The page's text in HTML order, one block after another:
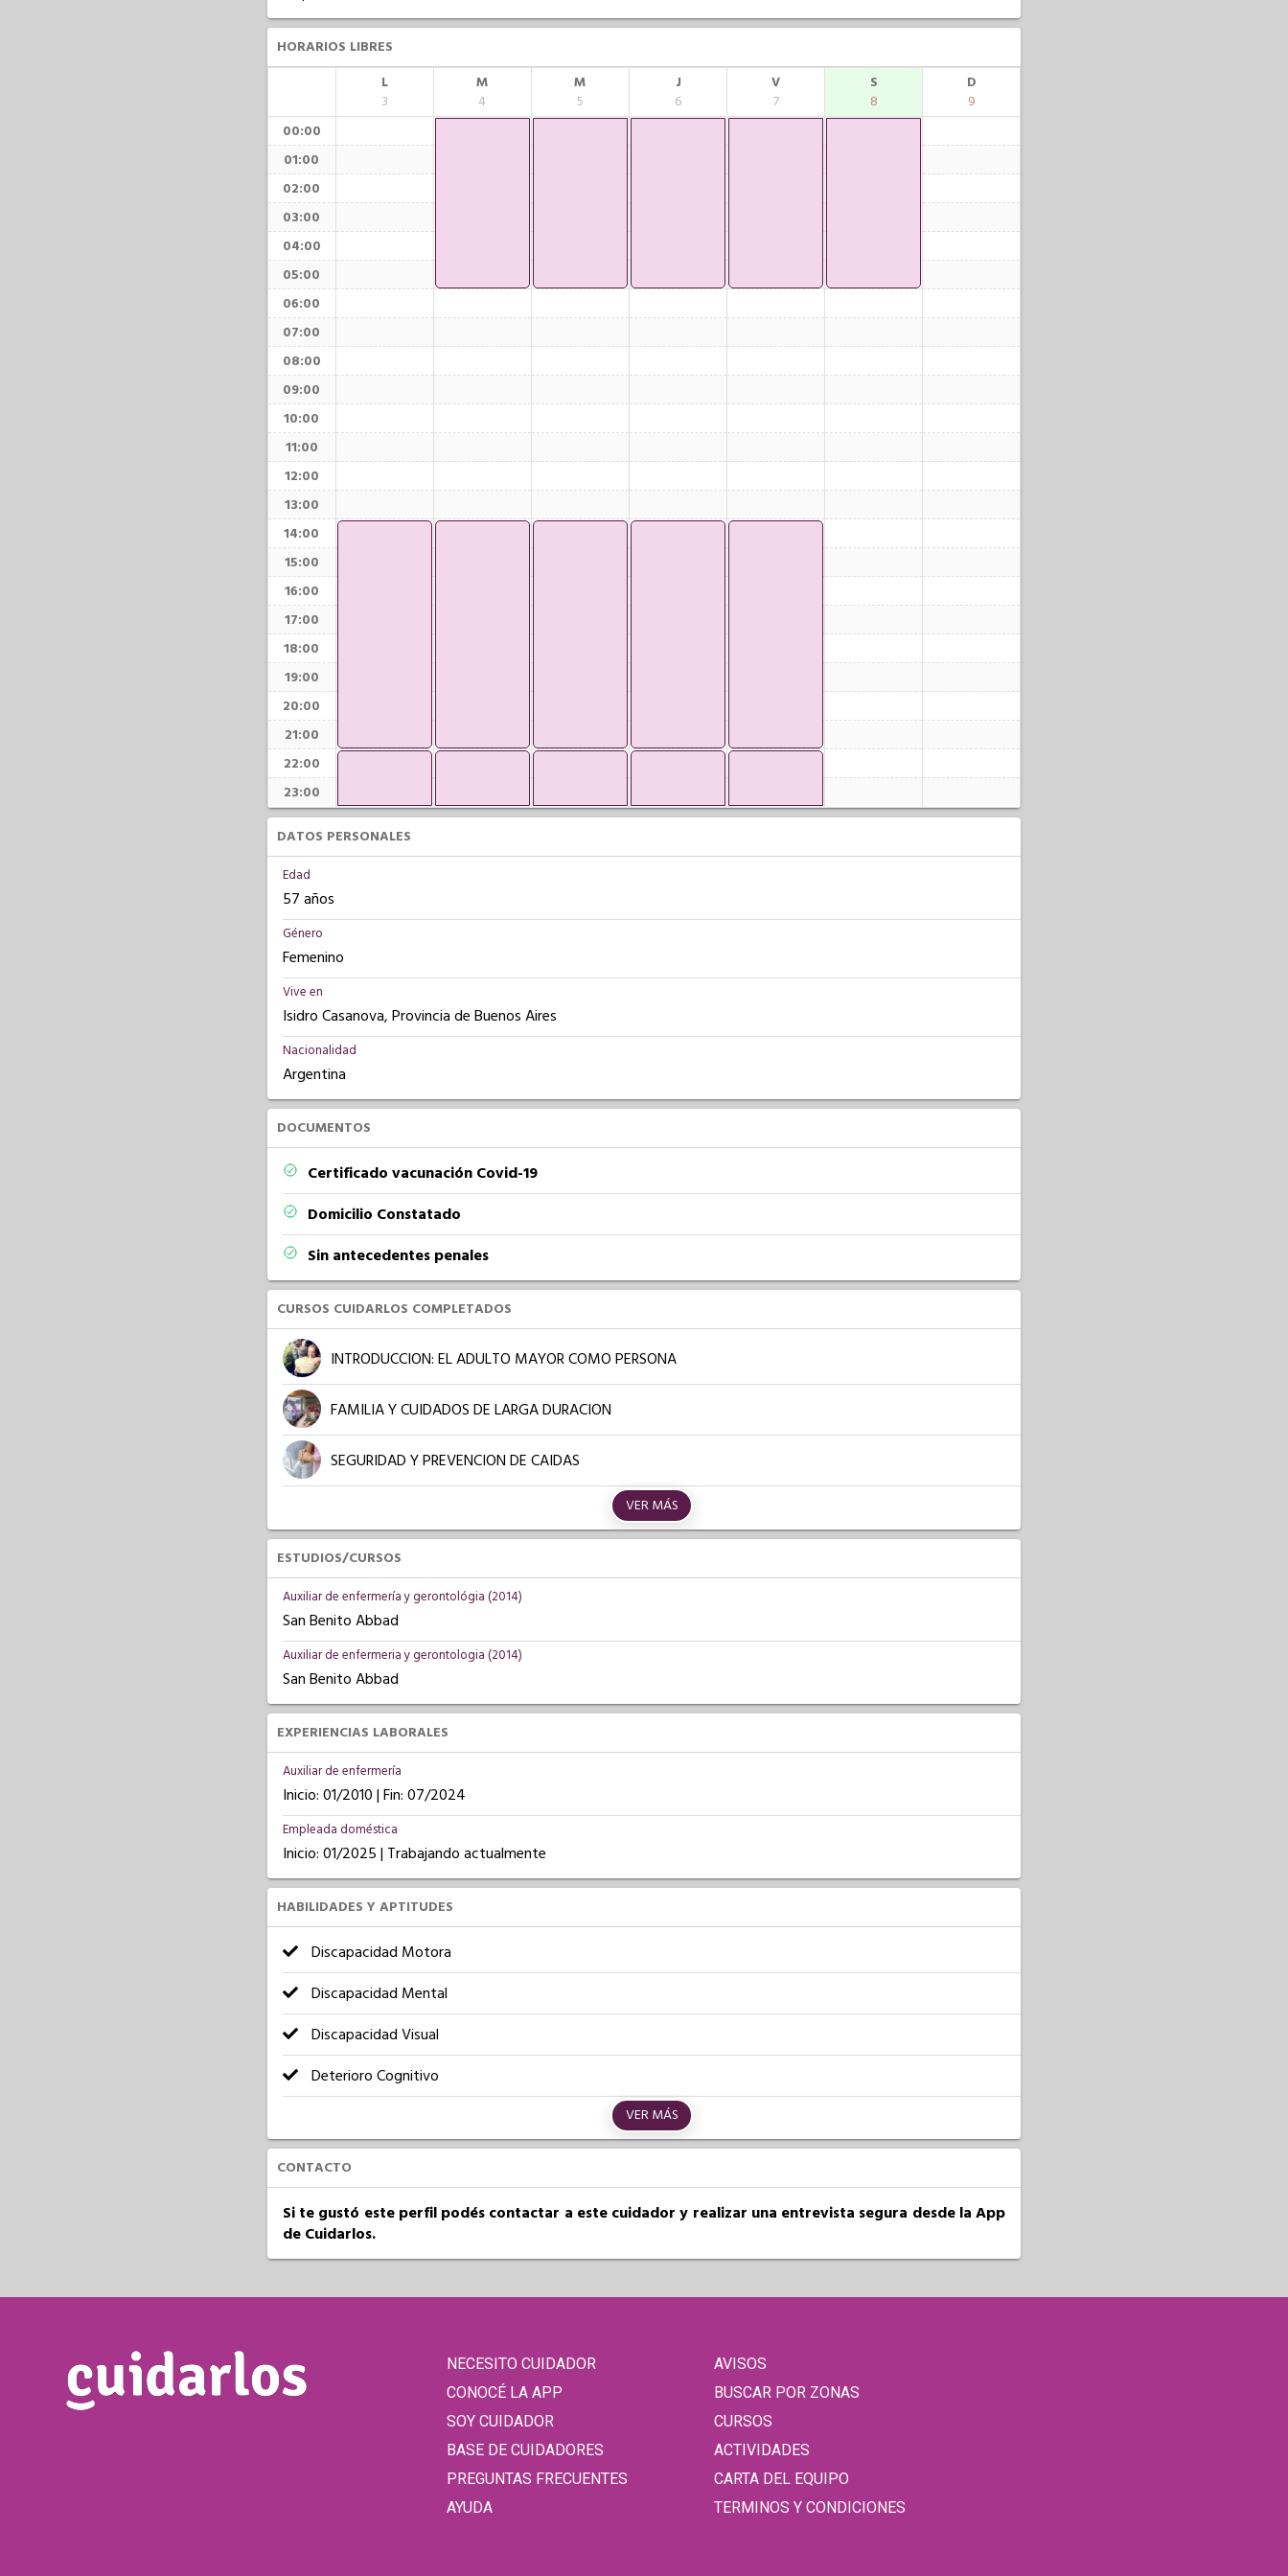
HORARIOS LIBRES
L
3
M
4
M
5
J
6
V
7
S
8
D
9
00:00
01:00
02:00
03:00
04:00
05:00
06:00
07:00
08:00
09:00
10:00
11:00
12:00
13:00
14:00
15:00
16:00
17:00
18:00
19:00
20:00
21:00
22:00
23:00
DATOS PERSONALES
Edad
57 años
Género
Femenino
Vive en
Isidro Casanova, Provincia de Buenos Aires
Nacionalidad
Argentina
DOCUMENTOS
Certificado vacunación Covid-19
Domicilio Constatado
Sin antecedentes penales
CURSOS CUIDARLOS COMPLETADOS
INTRODUCCION: EL ADULTO MAYOR COMO PERSONA
FAMILIA Y CUIDADOS DE LARGA DURACION
SEGURIDAD Y PREVENCION DE CAIDAS
VER MÁS
ESTUDIOS/CURSOS
Auxiliar de enfermería y gerontológia (2014)
San Benito Abbad
Auxiliar de enfermeria y gerontologia (2014)
San Benito Abbad
EXPERIENCIAS LABORALES
Auxiliar de enfermería
Inicio: 01/2010 | Fin: 07/2024
Empleada doméstica
Inicio: 01/2025 | Trabajando actualmente
HABILIDADES Y APTITUDES
Discapacidad Motora
Discapacidad Mental
Discapacidad Visual
Deterioro Cognitivo
VER MÁS
CONTACTO
Si te gustó este perfil podés contactar a este cuidador y realizar una entrevista segura desde la App
de Cuidarlos.
NECESITO CUIDADOR
CONOCÉ LA APP
SOY CUIDADOR
BASE DE CUIDADORES
PREGUNTAS FRECUENTES
AYUDA
AVISOS
BUSCAR POR ZONAS
CURSOS
ACTIVIDADES
CARTA DEL EQUIPO
TERMINOS Y CONDICIONES